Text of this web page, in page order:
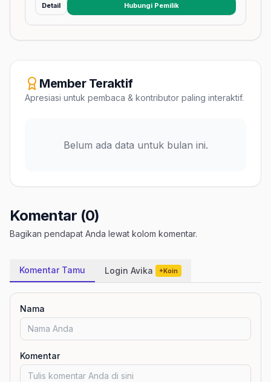
Detail Hubungi Pemilik(membuka tab baru)
Member Teraktif
Apresiasi untuk pembaca & kontributor paling interaktif.
Belum ada data untuk bulan ini.
Komentar (0)
Bagikan pendapat Anda lewat kolom komentar.
Komentar Tamu Login Avika +Koin
Nama
Komentar